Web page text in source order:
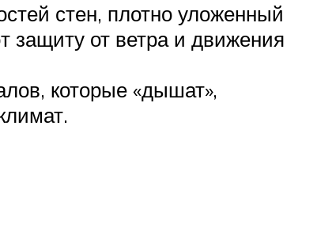
стен, плотно уложенный
защиту от ветра и движения
которые «дышат»,